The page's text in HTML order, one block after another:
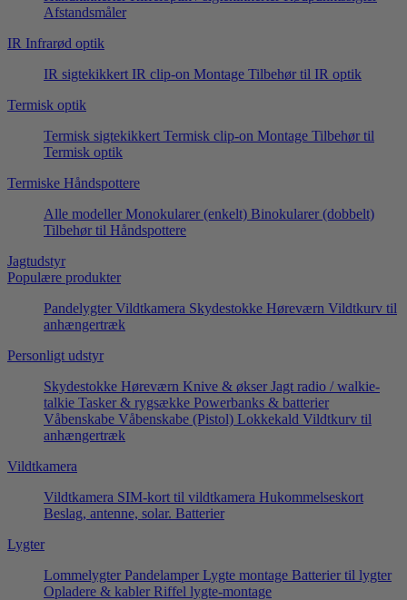
Afstandsmåler
IR Infrarød optik
IR sigtekikkert IR clip-on Montage Tilbehør til IR optik
Termisk optik
Termisk sigtekikkert Termisk clip-on Montage Tilbehør til
Termisk optik
Termiske Håndspottere
Alle modeller Monokularer (enkelt) Binokularer (dobbelt)
Tilbehør til Håndspottere
Jagtudstyr
Populære produkter
Pandelygter Vildtkamera Skydestokke Høreværn Vildtkurv til
anhængertræk
Personligt udstyr
Skydestokke Høreværn Knive & økser Jagt radio / walkie-
talkie Tasker & rygsække Powerbanks & batterier
Våbenskabe Våbenskabe (Pistol) Lokkekald Vildtkurv til
anhængertræk
Vildtkamera
Vildtkamera SIM-kort til vildtkamera Hukommelseskort
Beslag, antenne, solar. Batterier
Lygter
Lommelygter Pandelamper Lygte montage Batterier til lygter
Opladere & kabler Riffel lygte-montage